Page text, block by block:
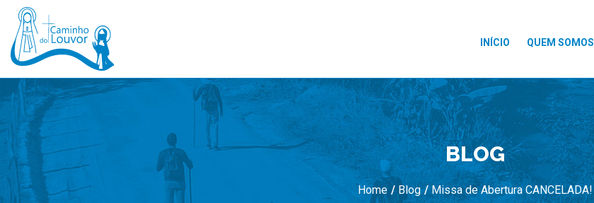
INÍCIO QUEM SOMOS
BLOG
Home / Blog /Missa de Abertura CANCELADA!